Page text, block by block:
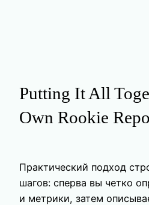
Putting It All
Own Rookie
Практический подход
шагов: сперва вы четко
и метрики, затем